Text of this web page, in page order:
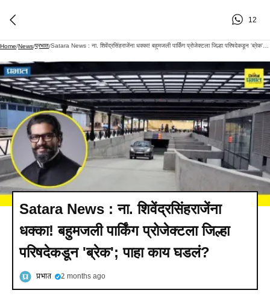
12
Home/News/प्रभात/
Satara News : ना. शिवेंद्रसिंहराजेंना
धक्का! बहुमजली पार्किंग प्रोजेक्टला जिल्हा
परिषदेकडून 'ब्रेक'; पाहा काय घडलं?
प्रभात 2 months ago